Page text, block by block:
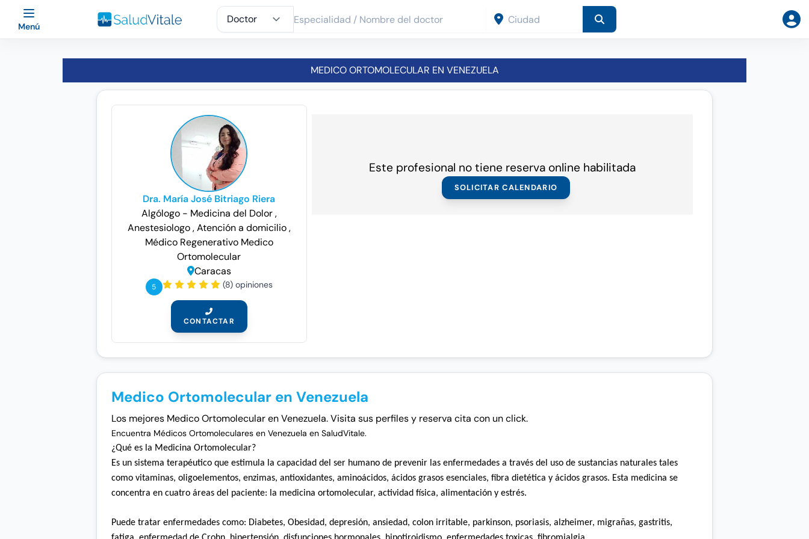
Menú
MEDICO ORTOMOLECULAR EN VENEZUELA
Dra. María José Bitriago Riera
Algólogo - Medicina del Dolor,
Anestesiologo, Atención a domicilio,
Médico Regenerativo Medico
Ortomolecular
Caracas
5 (8) opiniones
CONTACTAR
Este profesional no tiene reserva online habilitada
SOLICITAR CALENDARIO
Medico Ortomolecular en Venezuela
Los mejores Medico Ortomolecular en Venezuela. Visita sus perfiles y reserva cita con un click.
Encuentra Médicos Ortomoleculares en Venezuela en SaludVitale.
¿Qué es la Medicina Ortomolecular?
Es un sistema terapéutico que estimula la capacidad del ser humano de prevenir las enfermedades a través del uso de sustancias naturales tales
como vitaminas, oligoelementos, enzimas, antioxidantes, aminoácidos, ácidos grasos esenciales, fibra dietética y ácidos grasos. Esta medicina se
concentra en cuatro áreas del paciente: la medicina ortomolecular, actividad física, alimentación y estrés.
Puede tratar enfermedades como: Diabetes, Obesidad, depresión, ansiedad, colon irritable, parkinson, psoriasis, alzheimer, migrañas, gastritis,